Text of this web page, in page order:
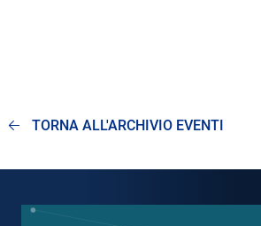
TORNA ALL'ARCHIVIO EVENTI